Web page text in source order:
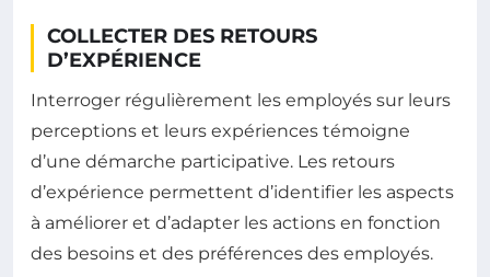
COLLECTER DES RETOURS
D’EXPÉRIENCE
Interroger régulièrement les employés sur leurs
perceptions et leurs expériences témoigne
d’une démarche participative. Les retours
d’expérience permettent d’identifier les aspects
à améliorer et d’adapter les actions en fonction
des besoins et des préférences des employés.